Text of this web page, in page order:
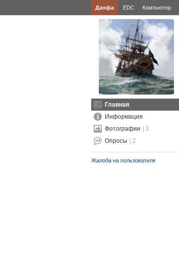
Данфа EDC Компьютер
Главная
Информация
Фотографии
| 3
Опросы
| 2
Жалоба на пользователя